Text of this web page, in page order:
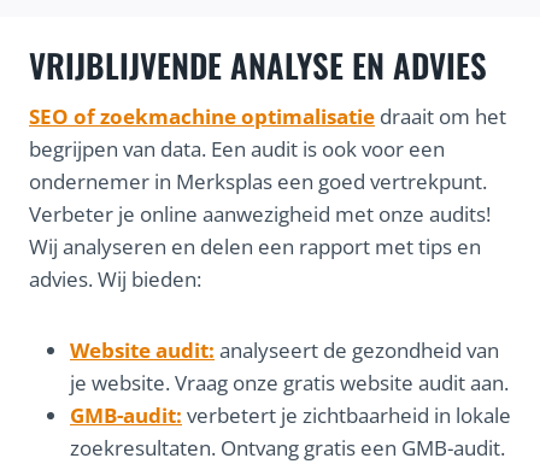
VRIJBLIJVENDE ANALYSE EN ADVIES
SEO of zoekmachine optimalisatie draait om het
begrijpen van data. Een audit is ook voor een
ondernemer in Merksplas een goed vertrekpunt.
Verbeter je online aanwezigheid met onze audits!
Wij analyseren en delen een rapport met tips en
advies. Wij bieden:
Website audit: analyseert de gezondheid van
je website. Vraag onze gratis website audit aan.
GMB-audit: verbetert je zichtbaarheid in lokale
zoekresultaten. Ontvang gratis een GMB-audit.